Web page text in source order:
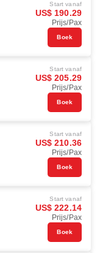
Start vanaf
US$ 190.29
Prijs/Pax
Boek
Start vanaf
US$ 205.29
Prijs/Pax
Boek
Start vanaf
US$ 210.36
Prijs/Pax
Boek
Start vanaf
US$ 222.14
Prijs/Pax
Boek